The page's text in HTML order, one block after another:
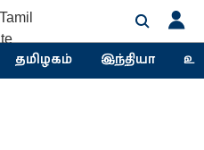
தமிழகம் இந்தியா